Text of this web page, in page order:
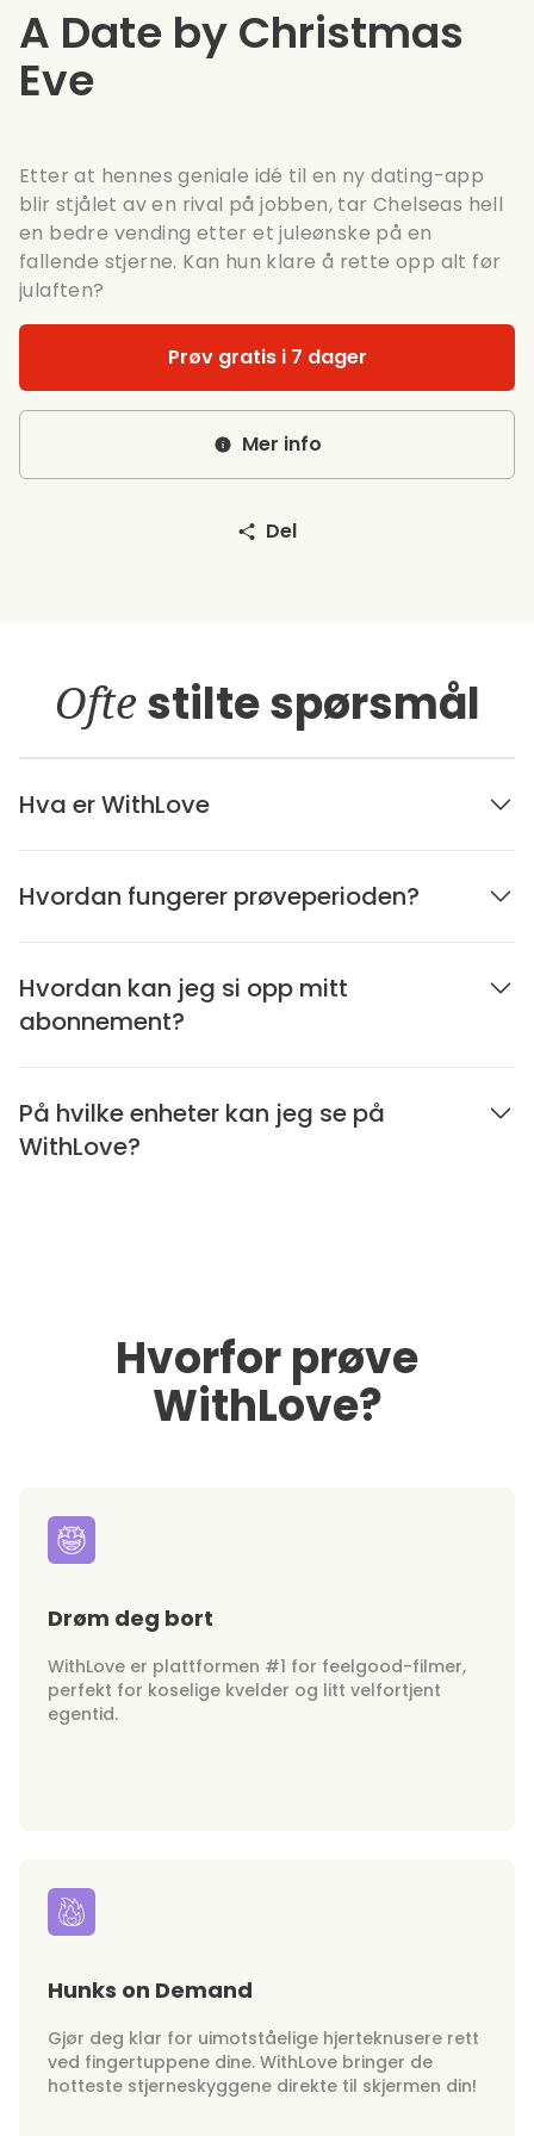
A Date by Christmas
Eve
Etter at hennes geniale idé til en ny dating-app
blir stjålet av en rival på jobben, tar Chelseas hell
en bedre vending etter et juleønske på en
fallende stjerne. Kan hun klare å rette opp alt før
julaften?
Prøv gratis i 7 dager
Mer info
Del
Ofte stilte spørsmål
Hva er WithLove
Hvordan fungerer prøveperioden?
Hvordan kan jeg si opp mitt
abonnement?
På hvilke enheter kan jeg se på
WithLove?
Hvorfor prøve
WithLove?
Drøm deg bort
WithLove er plattformen #1 for feelgood-filmer,
perfekt for koselige kvelder og litt velfortjent
egentid.
Hunks on Demand
Gjør deg klar for uimotståelige hjerteknusere rett
ved fingertuppene dine. WithLove bringer de
hotteste stjerneskyggene direkte til skjermen din!